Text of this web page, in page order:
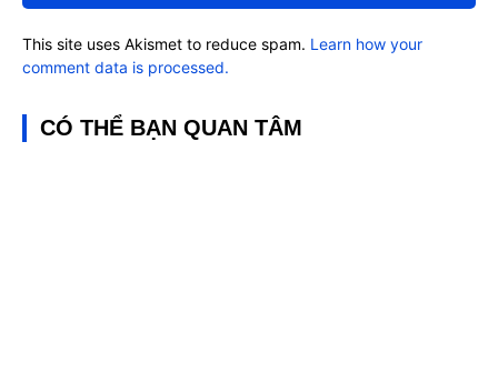
This site uses Akismet to reduce spam. Learn how your
comment data is processed.
CÓ THỂ BẠN QUAN TÂM